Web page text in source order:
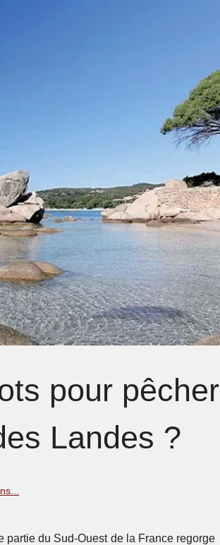
pour pêcher
Landes ?
partie du Sud-Ouest de la France regorge